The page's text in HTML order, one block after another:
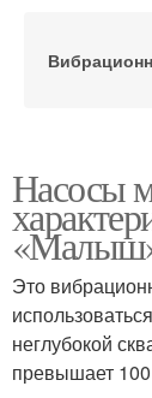
Насосы
Насосы
Это
неглубокой
превышает